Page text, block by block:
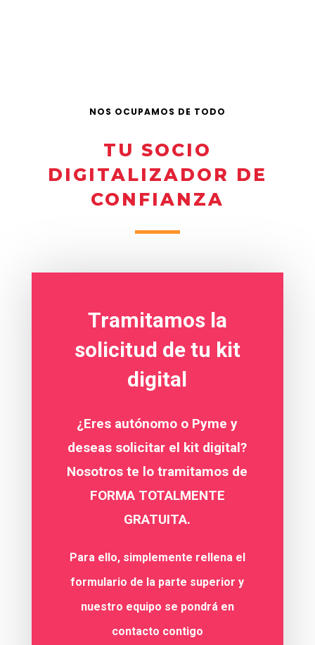
NOS OCUPAMOS DE TODO
TU SOCIO
DIGITALIZADOR DE
CONFIANZA
Tramitamos la
solicitud de tu kit
digital
¿Eres autónomo o Pyme y
deseas solicitar el kit digital?
Nosotros te lo tramitamos de
FORMA TOTALMENTE
GRATUITA.
Para ello, simplemente rellena el
formulario de la parte superior y
nuestro equipo se pondrá en
contacto contigo